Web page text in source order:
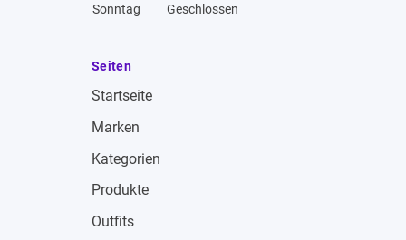
Sonntag
Geschlossen
Seiten
Startseite
Marken
Kategorien
Produkte
Outfits